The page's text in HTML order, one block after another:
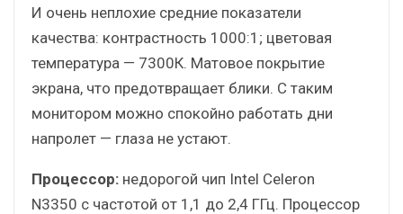
И очень неплохие средние показатели
качества: контрастность 1000:1; цветовая
температура — 7300К. Матовое покрытие
экрана, что предотвращает блики. С таким
монитором можно спокойно работать дни
напролет — глаза не устают.
Процессор: недорогой чип Intel Celeron
N3350 с частотой от 1,1 до 2,4 ГГц. Процессор